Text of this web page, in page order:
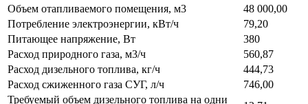
Объем отапливаемого помещения, м3
48 000,00
Потребление электроэнергии, кВт/ч
79,20
Питающее напряжение, Вт
380
Расход природного газа, м3/ч
560,87
Расход дизельного топлива, кг/ч
444,73
Расход сжиженного газа СУГ, л/ч
746,00
Требуемый объем дизельного топлива на одни